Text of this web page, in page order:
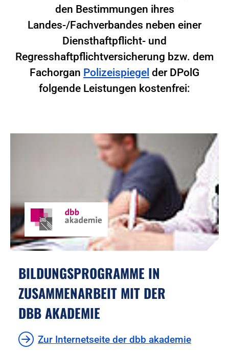
den Bestimmungen ihres
Landes-/Fachverbandes neben einer
Diensthaftpflicht- und
Regresshaftpflichtversicherung bzw. dem
Fachorgan Polizeispiegel der DPolG
folgende Leistungen kostenfrei:
BILDUNGSPROGRAMME IN
ZUSAMMENARBEIT MIT DER
DBB AKADEMIE
Zur Internetseite der dbb akademie